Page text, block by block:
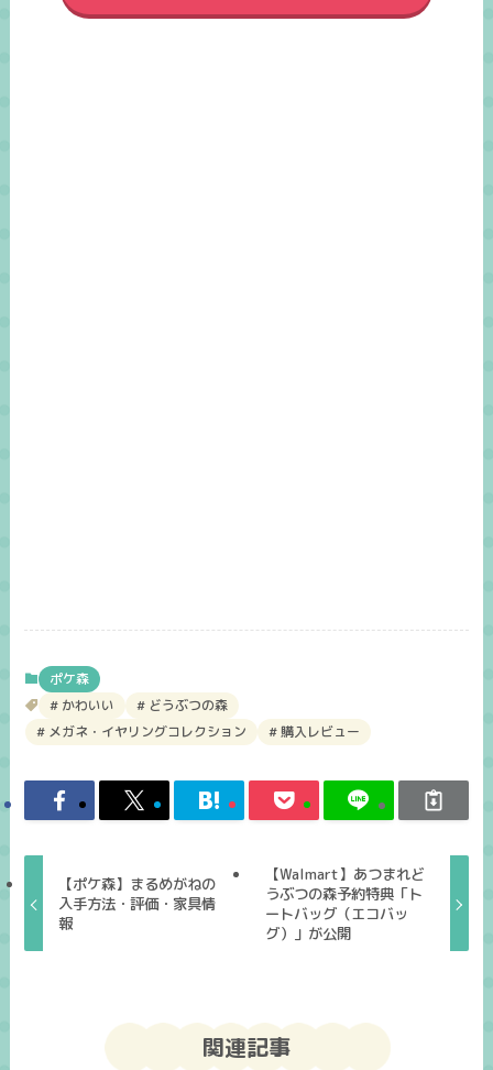
ポケ森
かわいい
どうぶつの森
メガネ・イヤリングコレクション
購入レビュー
【ポケ森】まるめがねの
入手方法・評価・家具情
報
【Walmart】あつまれど
うぶつの森予約特典「ト
ートバッグ（エコバッ
グ）」が公開
関連記事